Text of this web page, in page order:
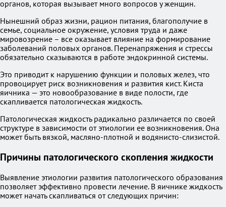
органов, которая вызывает много вопросов у женщин.
Нынешний образ жизни, рацион питания, благополучие в
семье, социальное окружение, условия труда и даже
мировозрение – все оказывает влияние на формирование
заболеваний половых органов. Перенапряжения и стрессы
обязательно сказываются в работе эндокринной системы.
Это приводит к нарушению функции и половых желез, что
провоцирует риск возникновения и развития кист. Киста
яичника — это новообразование в виде полости, где
скапливается патологическая жидкость.
Патологическая жидкость радикально различается по своей
структуре в зависимости от этиологии ее возникновения. Она
может быть вязкой, масляно-плотной и водянисто-слизистой.
Причины патологического скопления жидкости
Выявление этиологии развития патологического образования
позволяет эффективно провести лечение. В яичнике жидкость
может начать скапливаться от следующих причин: